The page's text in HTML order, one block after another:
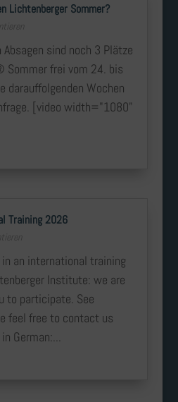
Lichtenberger Sommer?
sind noch 3 Plätze
Sommer frei vom 24. bis
darauffolgenden Wochen
[video width="1080"
Training 2026
an international training
Institute: we are
to participate. See
feel free to contact us
German:...